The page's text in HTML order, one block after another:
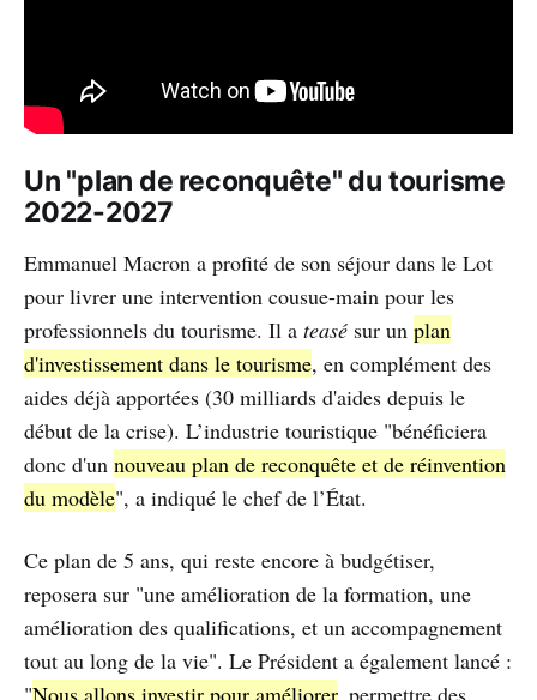
Un "plan de reconquête" du tourisme
2022-2027
Emmanuel Macron a profité de son séjour dans le Lot
pour livrer une intervention cousue-main pour les
professionnels du tourisme. Il a teasé sur un plan
d'investissement dans le tourisme, en complément des
aides déjà apportées (30 milliards d'aides depuis le
début de la crise). L’industrie touristique "bénéficiera
donc d'un nouveau plan de reconquête et de réinvention
du modèle", a indiqué le chef de l’État.
Ce plan de 5 ans, qui reste encore à budgétiser,
reposera sur "une amélioration de la formation, une
amélioration des qualifications, et un accompagnement
tout au long de la vie". Le Président a également lancé :
"Nous allons investir pour améliorer, permettre des